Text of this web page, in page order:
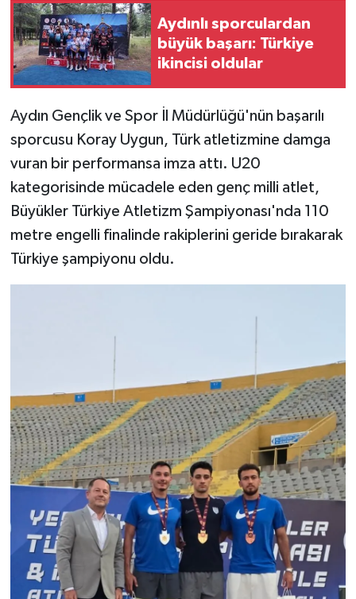
Aydınlı sporculardan
büyük başarı: Türkiye
ikincisi oldular
Aydın Gençlik ve Spor İl Müdürlüğü'nün başarılı
sporcusu Koray Uygun, Türk atletizmine damga
vuran bir performansa imza attı. U20
kategorisinde mücadele eden genç milli atlet,
Büyükler Türkiye Atletizm Şampiyonası'nda 110
metre engelli finalinde rakiplerini geride bırakarak
Türkiye şampiyonu oldu.